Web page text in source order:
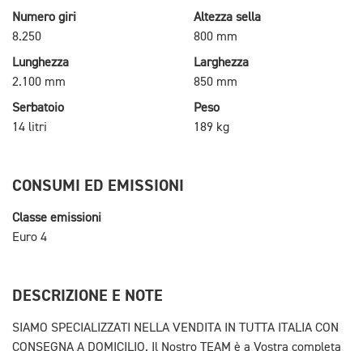
Numero giri
8.250
Altezza sella
800 mm
Lunghezza
2.100 mm
Larghezza
850 mm
Serbatoio
14 litri
Peso
189 kg
CONSUMI ED EMISSIONI
Classe emissioni
Euro 4
DESCRIZIONE E NOTE
SIAMO SPECIALIZZATI NELLA VENDITA IN TUTTA ITALIA CON
CONSEGNA A DOMICILIO. Il Nostro TEAM è a Vostra completa